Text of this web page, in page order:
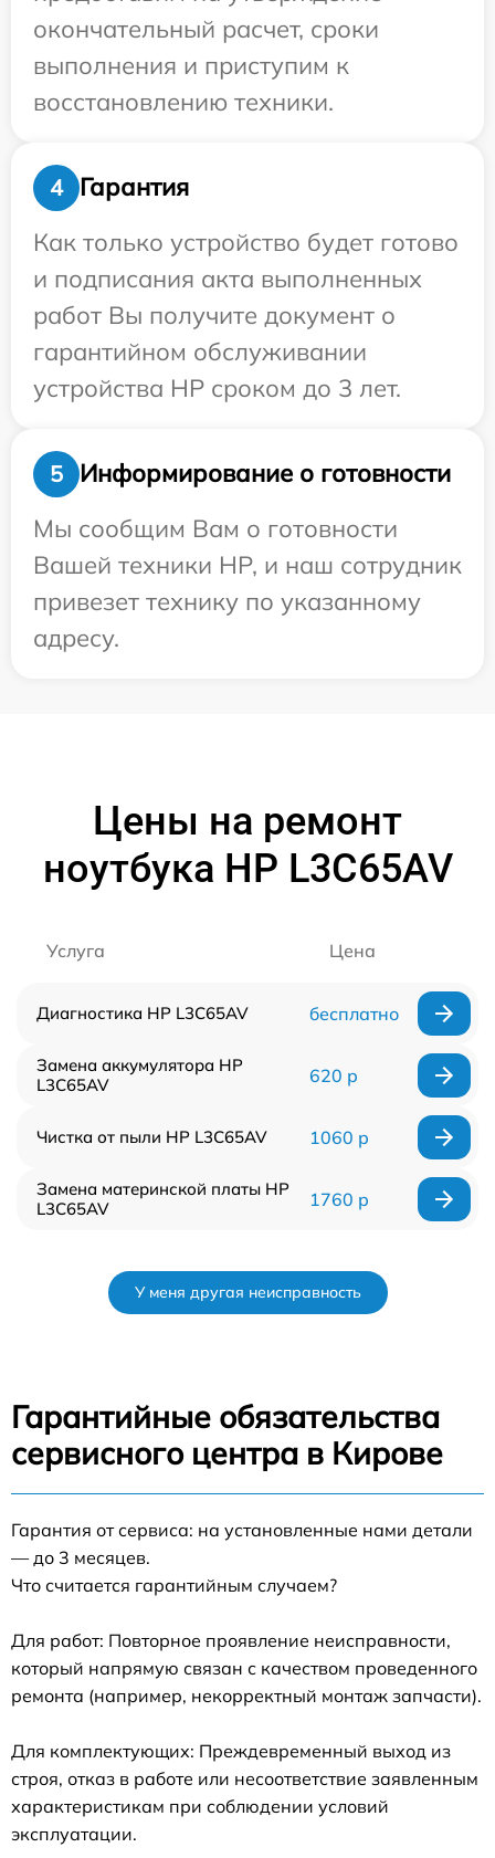
окончательный расчет, сроки
выполнения и приступим к
восстановлению техники.
4
Гарантия
Как только устройство будет готово
и подписания акта выполненных
работ Вы получите документ о
гарантийном обслуживании
устройства HP сроком до 3 лет.
5
Информирование о готовности
Мы сообщим Вам о готовности
Вашей техники HP, и наш сотрудник
привезет технику по указанному
адресу.
Цены на ремонт
ноутбука HP L3C65AV
Услуга Цена
Диагностика HP L3C65AV бесплатно
Замена аккумулятора HP
L3C65AV
620 р
Чистка от пыли HP L3C65AV 1060 р
Замена материнской платы HP
L3C65AV
1760 р
У меня другая неисправность
Гарантийные обязательства
сервисного центра в Кирове
Гарантия от сервиса: на установленные нами детали
— до 3 месяцев.
Что считается гарантийным случаем?
Для работ: Повторное проявление неисправности,
который напрямую связан с качеством проведенного
ремонта (например, некорректный монтаж запчасти).
Для комплектующих: Преждевременный выход из
строя, отказ в работе или несоответствие заявленным
характеристикам при соблюдении условий
эксплуатации.